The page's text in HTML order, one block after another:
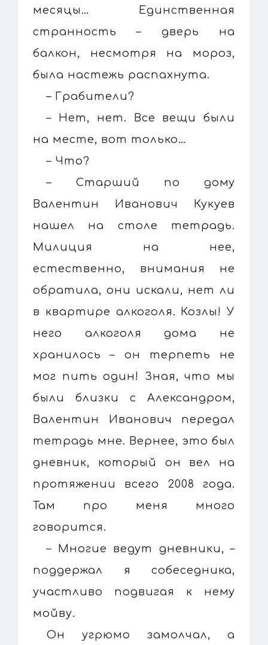
месяцы… Единственная
странность – дверь на
балкон, несмотря на мороз,
была настежь распахнута.
– Грабители?
– Нет, нет. Все вещи были
на месте, вот только…
– Что?
– Старший по дому
Валентин Иванович Кукуев
нашел на столе тетрадь.
Милиция на нее,
естественно, внимания не
обратила, они искали, нет ли
в квартире алкоголя. Козлы! У
него алкоголя дома не
хранилось – он терпеть не
мог пить один! Зная, что мы
были близки с Александром,
Валентин Иванович передал
тетрадь мне. Вернее, это был
дневник, который он вел на
протяжении всего 2008 года.
Там про меня много
говорится.
– Многие ведут дневники, –
поддержал я собеседника,
участливо подвигая к нему
мойву.
Он угрюмо замолчал, а